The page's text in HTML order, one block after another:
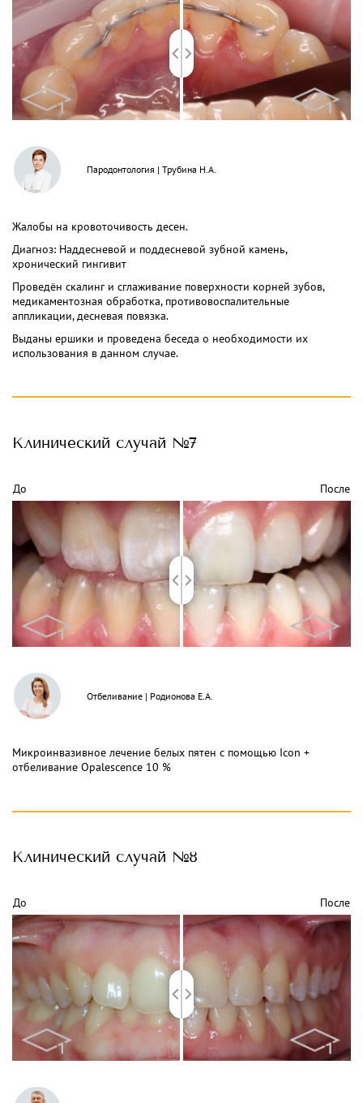
Пародонтология | Трубина Н.А.
Жалобы на кровоточивость десен.
Диагноз: Наддесневой и поддесневой зубной камень,
хронический гингивит
Проведён скалинг и сглаживание поверхности корней зубов,
медикаментозная обработка, противовоспалительные
аппликации, десневая повязка.
Выданы ершики и проведена беседа о необходимости их
использования в данном случае.
Клинический случай №7
До После
Отбеливание| Родионова Е.А.
Микроинвазивное лечение белых пятен с помощью Icon +
отбеливание Opalescence 10 %
Клинический случай №8
До После